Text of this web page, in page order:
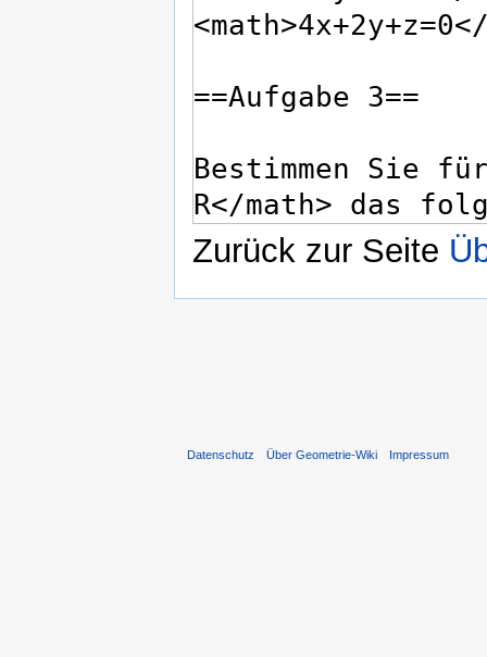
Zurück zur Seite
Datenschutz Über Geometrie-Wiki Impressum